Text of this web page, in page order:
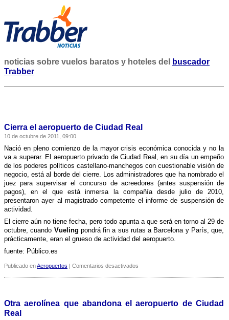
noticias sobre vuelos baratos y hoteles del
buscador
Trabber
Cierra el aeropuerto de Ciudad Real
10 de octubre de 2011, 09:00
Nació en pleno comienzo de la mayor crisis económica conocida y no la
va a superar. El aeropuerto privado de Ciudad Real, en su dí­a un empeño
de los poderes polí­ticos castellano-manchegos con cuestionable visión de
negocio, está al borde del cierre. Los administradores que ha nombrado el
juez para supervisar el concurso de acreedores (antes suspensión de
pagos), en el que está inmersa la compañí­a desde julio de 2010,
presentaron ayer al magistrado competente el informe de suspensión de
actividad.
El cierre aún no tiene fecha, pero todo apunta a que será en torno al 29 de
octubre, cuando Vueling pondrá fin a sus rutas a Barcelona y Parí­s, que,
prácticamente, eran el grueso de actividad del aeropuerto.
fuente: Público.es
Publicado enAeropuertos | Comentarios desactivados
Ciudad
Otra aerolí­nea que abandona el aeropuerto de Ciudad
Real